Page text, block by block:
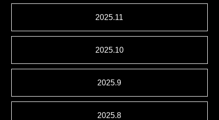
2025.11
2025.10
2025.9
2025.8